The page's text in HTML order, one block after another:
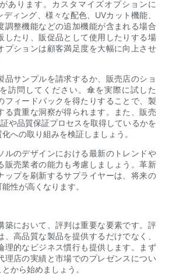
あります。カスタマイズオプションに
ィング、様々な配色、UVカット機能、
調整機能などの追加機能が含まれる場合
したり、販促品として使用したりする場
プションは顧客満足度を大幅に向上させ
品サンプルを請求するか、販売店のショ
訪問してください。傘を実際に試した
フィードバックを得たりすることで、製
る貴重な洞察が得られます。また、販売
や品質保証プロセスを取得しているかを
への取り組みを検証しましょう。
ルのデザインにおける最新のトレンドや
販売業者の能力も考慮しましょう。革新
ップを刷新するサプライヤーは、将来の
性が高くなります。
築において、評判は重要な要素です。評
高品質な製品を提供するだけでなく、
理的なビジネス慣行も提供します。まず
理店の実績と市場でのプレゼンスについ
から始めましょう。